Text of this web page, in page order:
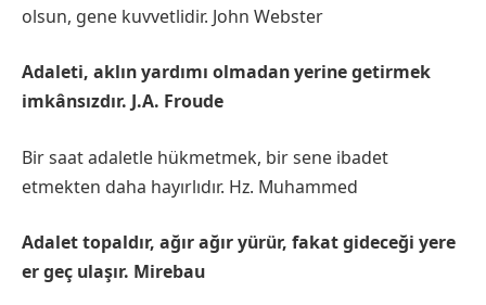
olsun, gene kuvvetlidir. John Webster
Adaleti, aklın yardımı olmadan yerine getirmek
imkânsızdır. J.A. Froude
Bir saat adaletle hükmetmek, bir sene ibadet
etmekten daha hayırlıdır. Hz. Muhammed
Adalet topaldır, ağır ağır yürür, fakat gideceği yere
er geç ulaşır. Mirebau